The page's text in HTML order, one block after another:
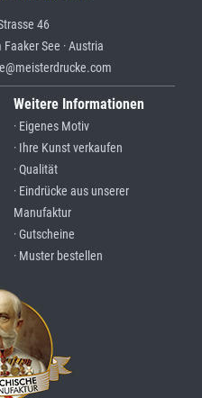
46
See · Austria
Weitere Informationen
· Eigenes Motiv
· Ihre Kunst verkaufen
· Qualität
· Eindrücke aus unserer
Manufaktur
· Gutscheine
· Muster bestellen